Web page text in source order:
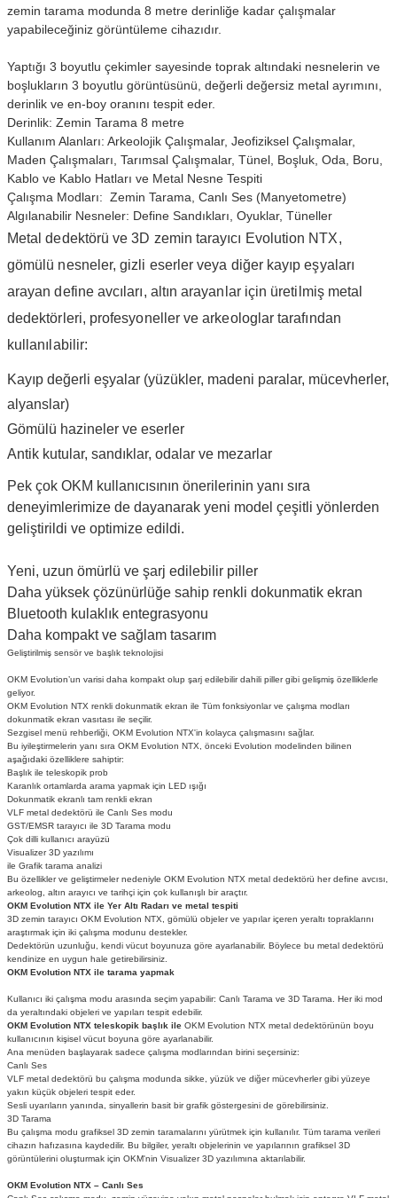
zemin tarama modunda 8 metre derinliğe kadar çalışmalar
yapabileceğiniz görüntüleme cihazıdır.
Yaptığı 3 boyutlu çekimler sayesinde toprak altındaki nesnelerin ve
boşlukların 3 boyutlu görüntüsünü, değerli değersiz metal ayrımını,
derinlik ve en-boy oranını tespit eder.
Derinlik: Zemin Tarama 8 metre
Kullanım Alanları: Arkeolojik Çalışmalar, Jeofiziksel Çalışmalar,
Maden Çalışmaları, Tarımsal Çalışmalar, Tünel, Boşluk, Oda, Boru,
Kablo ve Kablo Hatları ve Metal Nesne Tespiti
Çalışma Modları: Zemin Tarama, Canlı Ses (Manyetometre)
Algılanabilir Nesneler: Define Sandıkları, Oyuklar, Tüneller
Metal dedektörü ve 3D zemin tarayıcı Evolution NTX,
gömülü nesneler, gizli eserler veya diğer kayıp eşyaları
arayan define avcıları, altın arayanlar için üretilmiş metal
dedektörleri, profesyoneller ve arkeologlar tarafından
kullanılabilir:
Kayıp değerli eşyalar (yüzükler, madeni paralar, mücevherler,
alyanslar)
Gömülü hazineler ve eserler
Antik kutular, sandıklar, odalar ve mezarlar
Pek çok OKM kullanıcısının önerilerinin yanı sıra
deneyimlerimize de dayanarak yeni model çeşitli yönlerden
geliştirildi ve optimize edildi.
Yeni, uzun ömürlü ve şarj edilebilir piller
Daha yüksek çözünürlüğe sahip renkli dokunmatik ekran
Bluetooth kulaklık entegrasyonu
Daha kompakt ve sağlam tasarım
Geliştirilmiş sensör ve başlık teknolojisi
OKM Evolution’un varisi daha kompakt olup şarj edilebilir dahili piller gibi gelişmiş özelliklerle
geliyor.
OKM Evolution NTX renkli dokunmatik ekran ile Tüm fonksiyonlar ve çalışma modları
dokunmatik ekran vasıtası ile seçilir.
Sezgisel menü rehberliği, OKM Evolution NTX'in kolayca çalışmasını sağlar.
Bu iyileştirmelerin yanı sıra OKM Evolution NTX, önceki Evolution modelinden bilinen
aşağıdaki özelliklere sahiptir:
Başlık ile teleskopik prob
Karanlık ortamlarda arama yapmak için LED ışığı
Dokunmatik ekranlı tam renkli ekran
VLF metal dedektörü ile Canlı Ses modu
GST/EMSR tarayıcı ile 3D Tarama modu
Çok dilli kullanıcı arayüzü
Visualizer 3D yazılımı
ile Grafik tarama analizi
Bu özellikler ve geliştirmeler nedeniyle OKM Evolution NTX metal dedektörü her define avcısı,
arkeolog, altın arayıcı ve tarihçi için çok kullanışlı bir araçtır.
OKM Evolution NTX ile Yer Altı Radarı ve metal tespiti
3D zemin tarayıcı OKM Evolution NTX, gömülü objeler ve yapılar içeren yeraltı topraklarını
araştırmak için iki çalışma modunu destekler.
Dedektörün uzunluğu, kendi vücut boyunuza göre ayarlanabilir. Böylece bu metal dedektörü
kendinize en uygun hale getirebilirsiniz.
OKM Evolution NTX ile tarama yapmak
Kullanıcı iki çalışma modu arasında seçim yapabilir: Canlı Tarama ve 3D Tarama. Her iki mod
da yeraltındaki objeleri ve yapıları tespit edebilir.
OKM Evolution NTX teleskopik başlık ile OKM Evolution NTX metal dedektörünün boyu
kullanıcının kişisel vücut boyuna göre ayarlanabilir.
Ana menüden başlayarak sadece çalışma modlarından birini seçersiniz:
Canlı Ses
VLF metal dedektörü bu çalışma modunda sikke, yüzük ve diğer mücevherler gibi yüzeye
yakın küçük objeleri tespit eder.
Sesli uyarıların yanında, sinyallerin basit bir grafik göstergesini de görebilirsiniz.
3D Tarama
Bu çalışma modu grafiksel 3D zemin taramalarını yürütmek için kullanılır. Tüm tarama verileri
cihazın hafızasına kaydedilir. Bu bilgiler, yeraltı objelerinin ve yapılarının grafiksel 3D
görüntülerini oluşturmak için OKM'nin Visualizer 3D yazılımına aktarılabilir.
OKM Evolution NTX – Canlı Ses